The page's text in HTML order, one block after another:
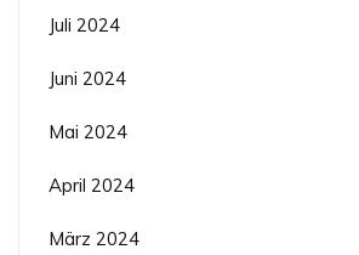
Juli 2024
Juni 2024
Mai 2024
April 2024
März 2024